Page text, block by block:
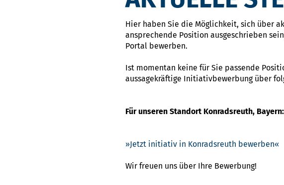
Hier haben Sie die Möglichkeit, sich über
ansprechende Position ausgeschrieben
Portal bewerben.
Ist momentan keine für Sie passende
aussagekräftige Initiativbewerbung über
Für unseren Standort Konradsreuth, Bayern:
Jetzt initiativ in Konradsreuth bewerben
Wir freuen uns über Ihre Bewerbung!